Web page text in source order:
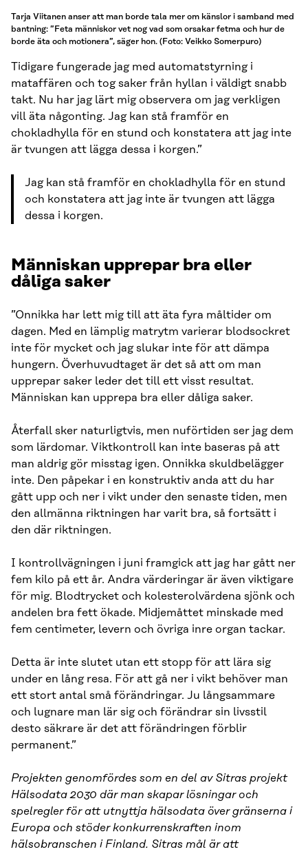
Tarja Viitanen anser att man borde tala mer om känslor i samband med
bantning: ”Feta människor vet nog vad som orsakar fetma och hur de
borde äta och motionera”, säger hon. (Foto: Veikko Somerpuro)
Tidigare fungerade jag med automatstyrning i
mataffären och tog saker från hyllan i väldigt snabb
takt. Nu har jag lärt mig observera om jag verkligen
vill äta någonting. Jag kan stå framför en
chokladhylla för en stund och konstatera att jag inte
är tvungen att lägga dessa i korgen.”
Jag kan stå framför en chokladhylla för en stund
och konstatera att jag inte är tvungen att lägga
dessa i korgen.
Människan upprepar bra eller
dåliga saker
”Onnikka har lett mig till att äta fyra måltider om
dagen. Med en lämplig matrytm varierar blodsockret
inte för mycket och jag slukar inte för att dämpa
hungern. Överhuvudtaget är det så att om man
upprepar saker leder det till ett visst resultat.
Människan kan upprepa bra eller dåliga saker.
Återfall sker naturligtvis, men nuförtiden ser jag dem
som lärdomar. Viktkontroll kan inte baseras på att
man aldrig gör misstag igen. Onnikka skuldbelägger
inte. Den påpekar i en konstruktiv anda att du har
gått upp och ner i vikt under den senaste tiden, men
den allmänna riktningen har varit bra, så fortsätt i
den där riktningen.
I kontrollvägningen i juni framgick att jag har gått ner
fem kilo på ett år. Andra värderingar är även viktigare
för mig. Blodtrycket och kolesterolvärdena sjönk och
andelen bra fett ökade. Midjemåttet minskade med
fem centimeter, levern och övriga inre organ tackar.
Detta är inte slutet utan ett stopp för att lära sig
under en lång resa. För att gå ner i vikt behöver man
ett stort antal små förändringar. Ju långsammare
och lugnare man lär sig och förändrar sin livsstil
desto säkrare är det att förändringen förblir
permanent.”
Projekten genomfördes som en del av Sitras projekt
Hälsodata 2030 där man skapar lösningar och
spelregler för att utnyttja hälsodata över gränserna i
Europa och stöder konkurrenskraften inom
hälsobranschen i Finland. Sitras mål är att